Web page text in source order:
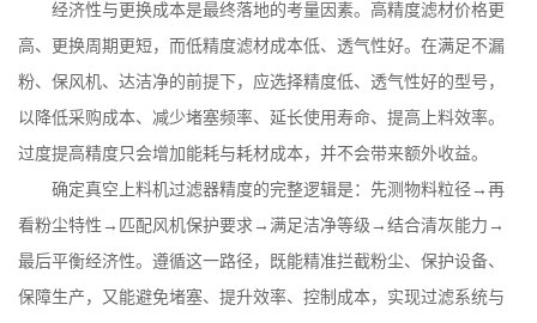
经济性与更换成本是最终落地的考量因素。高精度滤材价格更
高、更换周期更短，而低精度滤材成本低、透气性好。在满足不漏
粉、保风机、达洁净的前提下，应选择精度低、透气性好的型号，
以降低采购成本、减少堵塞频率、延长使用寿命、提高上料效率。
过度提高精度只会增加能耗与耗材成本，并不会带来额外收益。
确定真空上料机过滤器精度的完整逻辑是：先测物料粒径 →再
看粉尘特性→匹配风机保护要求→满足洁净等级→结合清灰能力→
最后平衡经济性。遵循这一路径，既能精准拦截粉尘、保护设备、
保障生产，又能避免堵塞、提升效率、控制成本，实现过滤系统与